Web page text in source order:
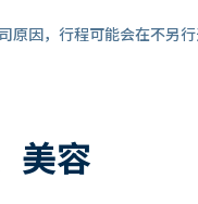
因，行程可能会在不另行
美容